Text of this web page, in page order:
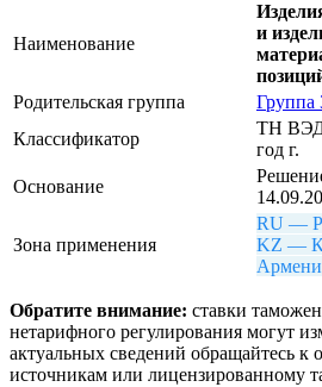
Наименование
и
Родительская группа
Группа
Классификатор
ТН ВЭД
год г.
Основание
Зона применения
RU —
KZ —
Обратите внимание: ставки
нетарифного регулирования могут
актуальных сведений обращайтесь
источникам или лицензированному